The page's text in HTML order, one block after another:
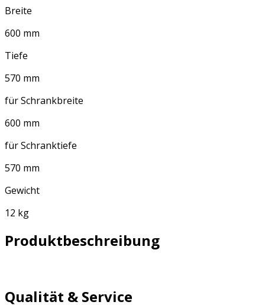
Breite
600 mm
Tiefe
570 mm
für Schrankbreite
600 mm
für Schranktiefe
570 mm
Gewicht
12 kg
Produktbeschreibung
Qualität & Service